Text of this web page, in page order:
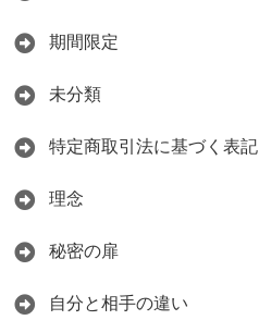
期間限定
未分類
特定商取引法に基づく表記
理念
秘密の扉
自分と相手の違い